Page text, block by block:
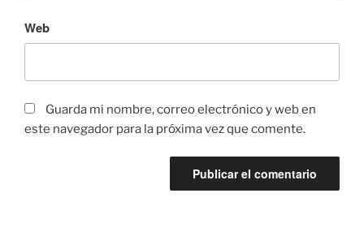
Web
Guarda mi nombre, correo electrónico y web en
este navegador para la próxima vez que comente.